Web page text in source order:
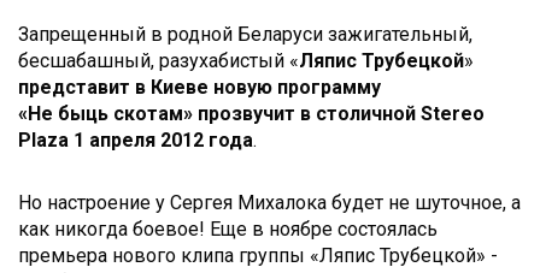
Запрещенный в родной Беларуси зажигательный,
бесшабашный, разухабистый «Ляпис Трубецкой»
представит в Киеве новую программу
«Не быць скотам» прозвучит в столичной Stereo
Plaza 1 апреля 2012 года.
Но настроение у Сергея Михалока будет не шуточное, а
как никогда боевое! Еще в ноябре состоялась
премьера нового клипа группы «Ляпис Трубецкой» -